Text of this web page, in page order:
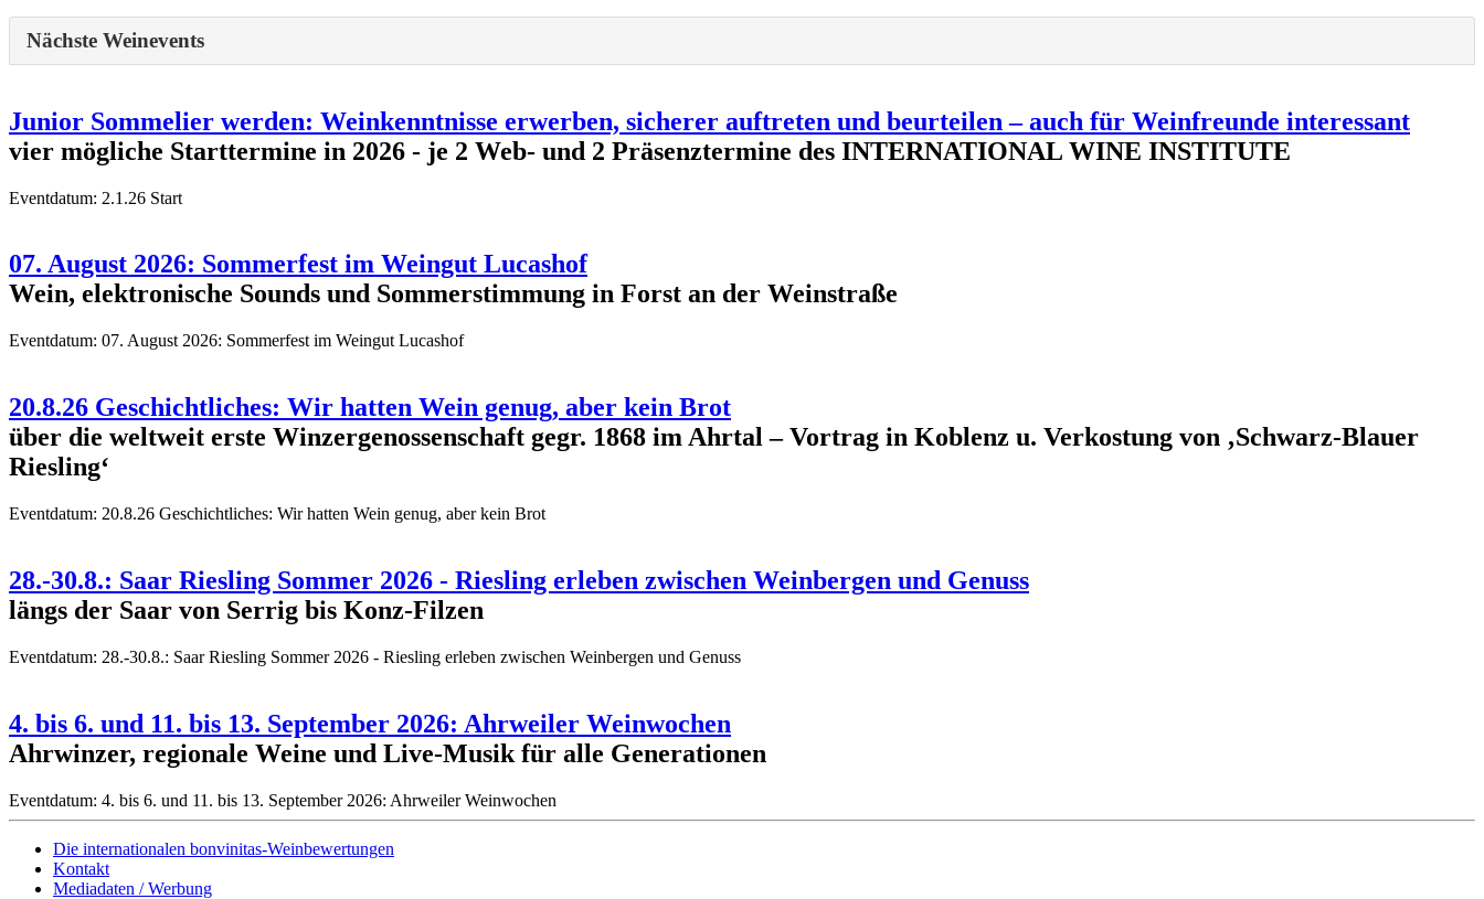
Nächste Weinevents
Junior Sommelier werden: Weinkenntnisse erwerben, sicherer auftreten und beurteilen – auch für Weinfreunde interessant
vier mögliche Starttermine in 2026 - je 2 Web- und 2 Präsenztermine des INTERNATIONAL WINE INSTITUTE
Eventdatum: 2.1.26 Start
07. August 2026: Sommerfest im Weingut Lucashof
Wein, elektronische Sounds und Sommerstimmung in Forst an der Weinstraße
Eventdatum: 07. August 2026: Sommerfest im Weingut Lucashof
20.8.26 Geschichtliches: Wir hatten Wein genug, aber kein Brot
über die weltweit erste Winzergenossenschaft gegr. 1868 im Ahrtal – Vortrag in Koblenz u. Verkostung von ‚Schwarz-Blauer
Riesling‘
Eventdatum: 20.8.26 Geschichtliches: Wir hatten Wein genug, aber kein Brot
28.-30.8.: Saar Riesling Sommer 2026 - Riesling erleben zwischen Weinbergen und Genuss
längs der Saar von Serrig bis Konz-Filzen
Eventdatum: 28.-30.8.: Saar Riesling Sommer 2026 - Riesling erleben zwischen Weinbergen und Genuss
4. bis 6. und 11. bis 13. September 2026: Ahrweiler Weinwochen
Ahrwinzer, regionale Weine und Live-Musik für alle Generationen
Eventdatum: 4. bis 6. und 11. bis 13. September 2026: Ahrweiler Weinwochen
Die internationalen bonvinitas-Weinbewertungen
Kontakt
Mediadaten / Werbung